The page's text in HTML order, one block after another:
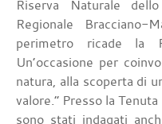
Riserva Naturale
Regionale Bracciano-
perimetro ricade la
Un’occasione per
natura, alla scoperta di
valore.” Presso la
sono stati indagati